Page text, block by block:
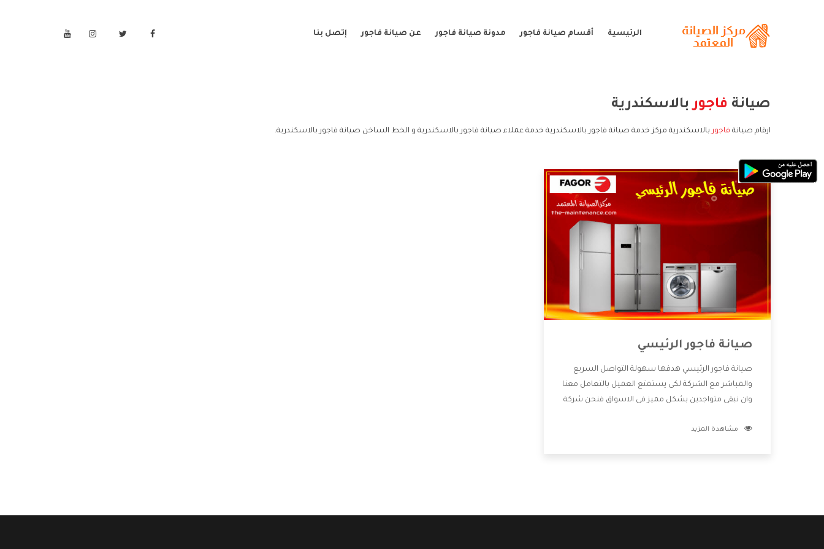
الرئيسية أقسام صيانة فاجور مدونة صيانة فاجور عن صيانة فاجور إتصل بنا
صيانة فاجوربالاسكندرية
ارقام صيانة فاجور بالاسكندرية مركز خدمة صيانة فاجور بالاسكندرية خدمة عملاء صيانة فاجور بالاسكندرية و الخط الساخن صيانة فاجور بالاسكندرية.
صيانة فاجور الرئيسي
صيانة فاجور الرئيسي هدفها سهولة التواصل السريع
والمباشر مع الشركة لكى يستمتع العميل بالتعامل معنا
وان نبقى متواجدين بشكل مميز فى الاسواق فنحن شركة
بالخدمات التى تنفرد الشركة بها والتى تكون منها خدمة
مشاهدة المزيد